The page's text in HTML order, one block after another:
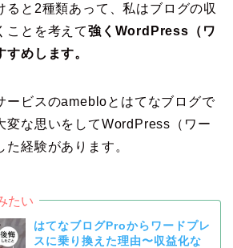
ると2種類あって、私はブログの収
ことを考えて強くWordPress（ワ
めします。
ービスのamebloとはてなブログで
変な思いをしてWordPress（ワー
た経験があります。
はてなブログProからワードプレ
スに乗り換えた理由〜収益化な